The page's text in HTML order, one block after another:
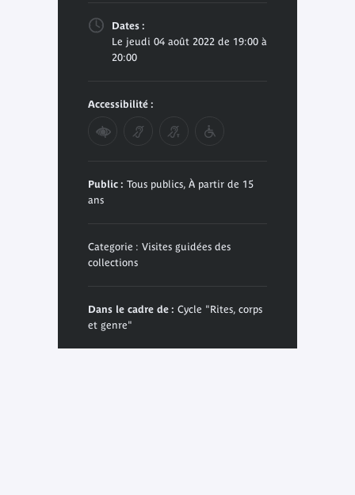
Dates :
Le jeudi 04 août 2022 de 19:00 à
20:00
Accessibilité :
Public : Tous publics, À partir de 15
ans
Categorie : Visites guidées des
collections
Dans le cadre de : Cycle "Rites, corps
et genre"